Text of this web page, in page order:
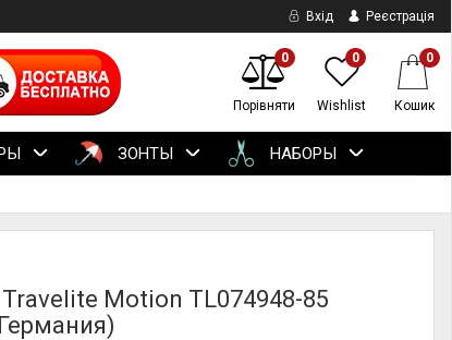
Вхід Реєстрація
0
Порівняти
0
Wishlist
0
Кошик
ЗОНТЫ НАБОРЫ
Motion TL074948-85